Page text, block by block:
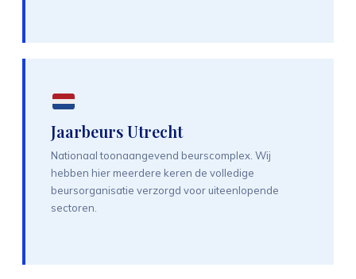
Jaarbeurs Utrecht
Nationaal toonaangevend beurscomplex. Wij
hebben hier meerdere keren de volledige
beursorganisatie verzorgd voor uiteenlopende
sectoren.